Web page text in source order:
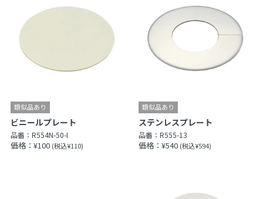
ビニールプレート
品番： R554N-50-I
価格：¥100 (税込¥110)
ステンレスプレート
品番：R555-13
価格：¥540 (税込¥594)